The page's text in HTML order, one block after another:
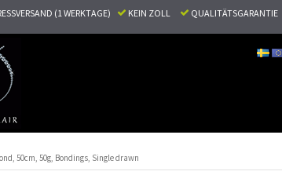
(1 WERKTAGE) KEIN ZOLL QUALITÄTSGARANTIE
50cm, 50g, Bondings, Single drawn